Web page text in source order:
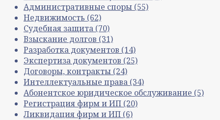
Административные споры (55)
Недвижимость (62)
Судебная защита (70)
Взыскание долгов (31)
Разработка документов (14)
Экспертиза документов (25)
Договоры, контракты (24)
Интеллектуальные права (34)
Абонентское юридическое обслуживание (5)
Регистрация фирм и ИП (20)
Ликвидация фирм и ИП (6)